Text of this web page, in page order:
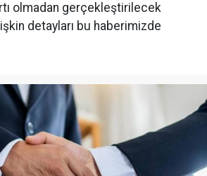
olmadan gerçekleştirilecek
detayları bu haberimizde